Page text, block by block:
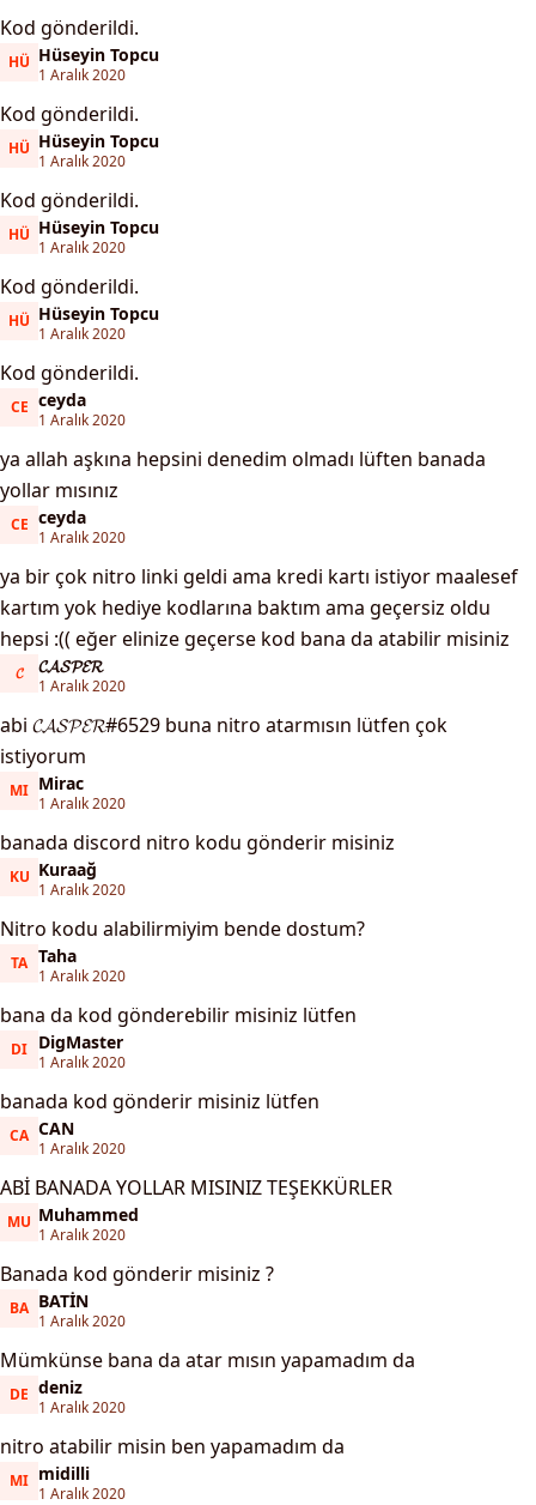
Kod gönderildi.
HÜHüseyin Topcu
Hüseyin Topcu
1 Aralık 2020
Kod gönderildi.
HÜHüseyin Topcu
Hüseyin Topcu
1 Aralık 2020
Kod gönderildi.
HÜHüseyin Topcu
Hüseyin Topcu
1 Aralık 2020
Kod gönderildi.
HÜHüseyin Topcu
Hüseyin Topcu
1 Aralık 2020
Kod gönderildi.
CEceyda
ceyda
1 Aralık 2020
ya allah aşkına hepsini denedim olmadı lüften banada
yollar mısınız
CEceyda
ceyda
1 Aralık 2020
ya bir çok nitro linki geldi ama kredi kartı istiyor maalesef
kartım yok hediye kodlarına baktım ama geçersiz oldu
hepsi :(( eğer elinize geçerse kod bana da atabilir misiniz
𝓒𝓒𝓐𝓢𝓟𝓔𝓡
𝓒𝓐𝓢𝓟𝓔𝓡
1 Aralık 2020
abi 𝓒𝓐𝓢𝓟𝓔𝓡#6529 buna nitro atarmısın lütfen çok
istiyorum
MIMirac
Mirac
1 Aralık 2020
banada discord nitro kodu gönderir misiniz
KUKuraağ
Kuraağ
1 Aralık 2020
Nitro kodu alabilirmiyim bende dostum?
TATaha
Taha
1 Aralık 2020
bana da kod gönderebilir misiniz lütfen
DIDigMaster
DigMaster
1 Aralık 2020
banada kod gönderir misiniz lütfen
CACAN
CAN
1 Aralık 2020
ABİ BANADA YOLLAR MISINIZ TEŞEKKÜRLER
MUMuhammed
Muhammed
1 Aralık 2020
Banada kod gönderir misiniz ?
BABATİN
BATİN
1 Aralık 2020
Mümkünse bana da atar mısın yapamadım da
DEdeniz
deniz
1 Aralık 2020
nitro atabilir misin ben yapamadım da
MImidilli
midilli
1 Aralık 2020